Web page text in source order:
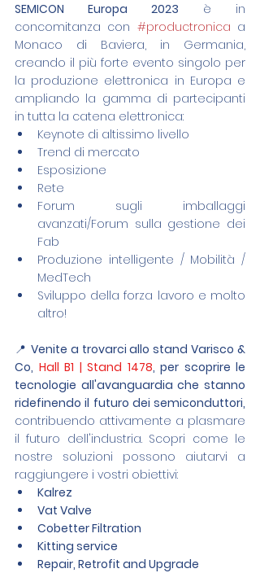
SEMICON Europa 2023 è in
concomitanza con #productronica a
Monaco di Baviera, in Germania,
creando il più forte evento singolo per
la produzione elettronica in Europa e
ampliando la gamma di partecipanti
in tutta la catena elettronica:
Keynote di altissimo livello
Trend di mercato
Esposizione
Rete
Forum sugli imballaggi
avanzati/Forum sulla gestione dei
Fab
Produzione intelligente / Mobilità /
MedTech
Sviluppo della forza lavoro e molto
altro!
📍 Venite a trovarci allo stand Varisco &
Co, Hall B1 | Stand 1478, per scoprire le
tecnologie all'avanguardia che stanno
contribuendo attivamente a plasmare
il futuro dell'industria. Scopri come le
nostre soluzioni possono aiutarvi a
raggiungere i vostri obiettivi:
Kalrez
Vat Valve
Cobetter Filtration
Kitting service
Repair, Retrofit and Upgrade